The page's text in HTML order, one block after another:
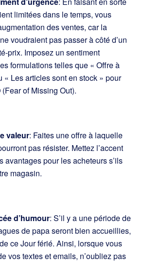
limitées dans le temps, vous
des ventes, car la
voudraient pas passer à côté d’un
prix. Imposez un sentiment
formulations telles que « Offre à
« Les articles sont en stock » pour
of Missing Out).
valeur: Faites une offre à laquelle
pas résister. Mettez l’accent
avantages pour les acheteurs s’ils
magasin.
d’humour: S’il y a une période de
de papa seront bien accueillies,
ce Jour férié. Ainsi, lorsque vous
vos textes et emails, n’oubliez pas